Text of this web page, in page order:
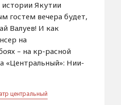
Якутии
гостем вечера будет,
Валуев! И как
на
– на кр-расной
«Центральный»: Нии-
центральный